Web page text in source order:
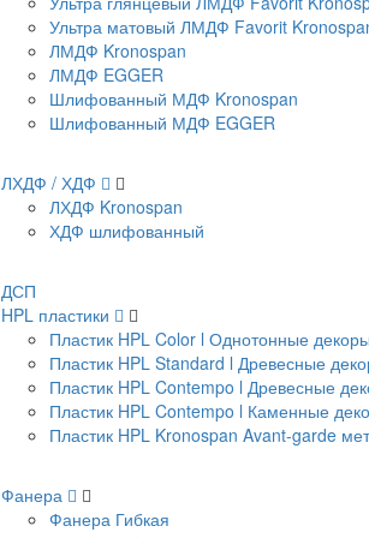
Ультра матовый ЛМДФ Favorit
ЛМДФ Kronospan
ЛМДФ EGGER
Шлифованный МДФ Kronospan
Шлифованный МДФ EGGER
ЛХДФ / ХДФ
ЛХДФ Kronospan
ХДФ шлифованный
ДСП
HPL пластики
Пластик HPL Color l Однотонные декоры
Пластик HPL Standard l Древесные
Пластик HPL Contempo l Древесные
Пластик HPL Contempo l Каменные
Пластик HPL Kronospan Avant-garde
Фанера
Фанера Гибкая